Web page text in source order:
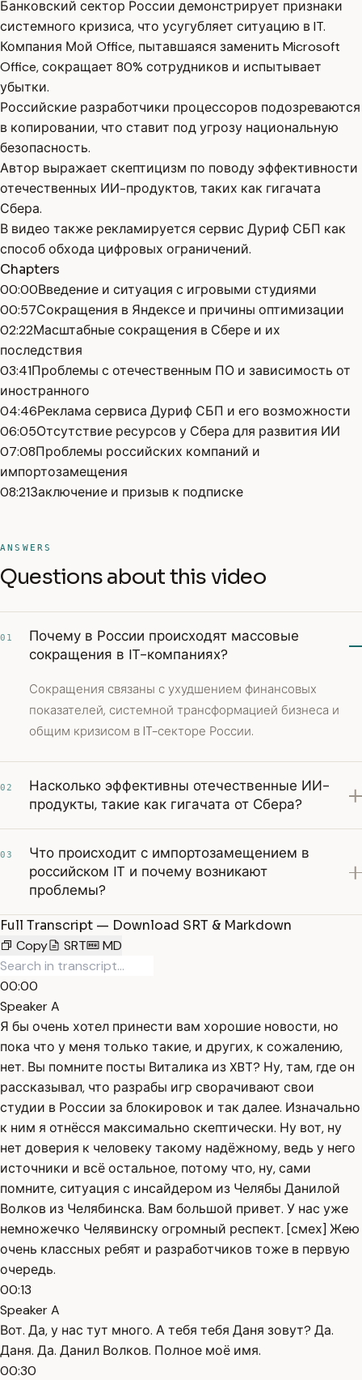
Банковский сектор России демонстрирует признаки
системного кризиса, что усугубляет ситуацию в IT.
Компания Мой Office, пытавшаяся заменить Microsoft
Office, сокращает 80% сотрудников и испытывает
убытки.
Российские разработчики процессоров подозреваются
в копировании, что ставит под угрозу национальную
безопасность.
Автор выражает скептицизм по поводу эффективности
отечественных ИИ-продуктов, таких как гигачата
Сбера.
В видео также рекламируется сервис Дуриф СБП как
способ обхода цифровых ограничений.
Chapters
00:00Введение и ситуация с игровыми студиями
00:57Сокращения в Яндексе и причины оптимизации
02:22Масштабные сокращения в Сбере и их
последствия
03:41Проблемы с отечественным ПО и зависимость от
иностранного
04:46Реклама сервиса Дуриф СБП и его возможности
06:05Отсутствие ресурсов у Сбера для развития ИИ
07:08Проблемы российских компаний и
импортозамещения
08:21Заключение и призыв к подписке
ANSWERS
Questions about this video
01
Почему в России происходят массовые
сокращения в IT-компаниях?
Сокращения связаны с ухудшением финансовых
показателей, системной трансформацией бизнеса и
общим кризисом в IT-секторе России.
02
Насколько эффективны отечественные ИИ-
продукты, такие как гигачата от Сбера?
03
Что происходит с импортозамещением в
российском IT и почему возникают
проблемы?
Full Transcript — Download SRT & Markdown
Copy
SRT MD
00:00
Speaker A
Я бы очень хотел принести вам хорошие новости, но
пока что у меня только такие, и других, к сожалению,
нет. Вы помните посты Виталика из XBT? Ну, там, где он
рассказывал, что разрабы игр сворачивают свои
студии в России за блокировок и так далее. Изначально
к ним я отнёсся максимально скептически. Ну вот, ну
нет доверия к человеку такому надёжному, ведь у него
источники и всё остальное, потому что, ну, сами
помните, ситуация с инсайдером из Челябы Данилой
Волков из Челябинска. Вам большой привет. У нас уже
немножечко Челявинску огромный респект. [смех] Жею
очень классных ребят и разработчиков тоже в первую
очередь.
00:13
Speaker A
Вот. Да, у нас тут много. А тебя тебя Даня зовут? Да.
Даня. Да. Данил Волков. Полное моё имя.
00:30